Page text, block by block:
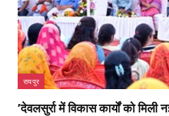
रायपुर
’देवलसुर्रा में विकास कार्यों को